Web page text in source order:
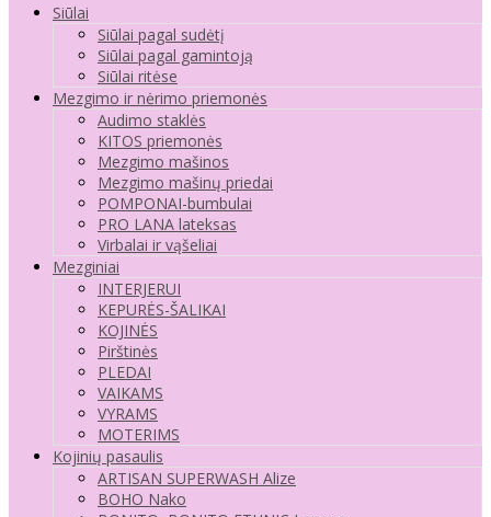
Siūlai
Siūlai pagal sudėtį
Siūlai pagal gamintoją
Siūlai ritėse
Mezgimo ir nėrimo priemonės
Audimo staklės
KITOS priemonės
Mezgimo mašinos
Mezgimo mašinų priedai
POMPONAI-bumbulai
PRO LANA lateksas
Virbalai ir vąšeliai
Mezginiai
INTERJERUI
KEPURĖS-ŠALIKAI
KOJINĖS
Pirštinės
PLEDAI
VAIKAMS
VYRAMS
MOTERIMS
Kojinių pasaulis
ARTISAN SUPERWASH Alize
BOHO Nako